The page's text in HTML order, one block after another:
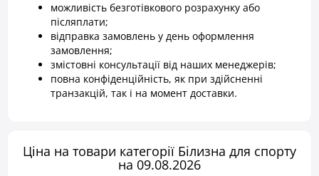
можливість безготівкового розрахунку або
післяплати;
відправка замовлень у день оформлення
замовлення;
змістовні консультації від наших менеджерів;
повна конфіденційність, як при здійсненні
транзакцій, так і на момент доставки.
Ціна на товари категорії Білизна для спорту
на 09.08.2026